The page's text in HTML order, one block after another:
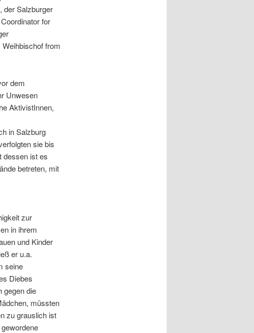
der Salzburger
for
from
dem
Unwesen
AktivistInnen,
in Salzburg
sie bis
dessen ist es
betreten, mit
zur
in ihrem
und Kinder
er u.a.
seine
Diebes
gegen die
müssten
zu grauslich ist